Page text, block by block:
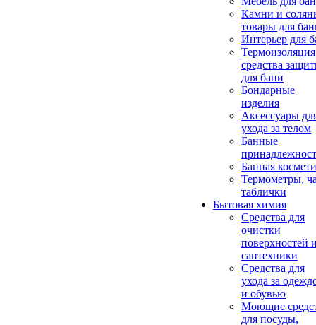
Камни и
товары для
Интерьер для
средства
для бани
Бондарные
изделия
Аксеcсуары
ухода за телом
Банные
Банная
Термометры,
таблички
Бытовая химия
Средства для
очистки
поверхностей
сантехники
Средства для
ухода за
и обувью
Моющие
для посуды,